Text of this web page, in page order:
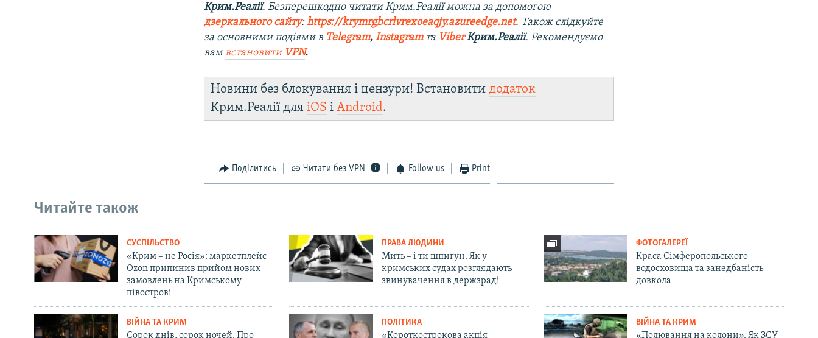
Крим.Реалії. Безперешкодно читати Крим.Реалії можна за допомогою
дзеркального сайту:https://krymrgbcrlvrexoeaqjy.azureedge.net. Також слідкуйте
за основними подіями в Telegram,Instagramта ViberКрим.Реалії. Рекомендуємо
вамвстановити VPN.
Новини без блокування і цензури! Встановитидодаток
Крим.Реалії дляiOS іAndroid.
Поділитись Читати без VPN Follow us Print
Читайте також
СУСПІЛЬСТВО
«Крим – не Росія»: маркетплейс
Ozon припинив прийом нових
замовлень на Кримському
півострові
ПРАВА ЛЮДИНИ
Мить – і ти шпигун. Як у
кримських судах розглядають
звинувачення в держзраді
ФОТОГАЛЕРЕЇ
Краса Сімферопольського
водосховища та занедбаність
довкола
ВІЙНА ТА КРИМ
Сорок днів, сорок ночей. Про
ПОЛІТИКА
«Короткострокова акція
ВІЙНА ТА КРИМ
«Полювання на колони». Як ЗСУ